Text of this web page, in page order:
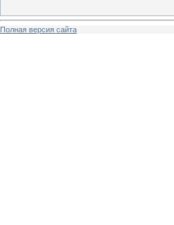
Полная версия сайта